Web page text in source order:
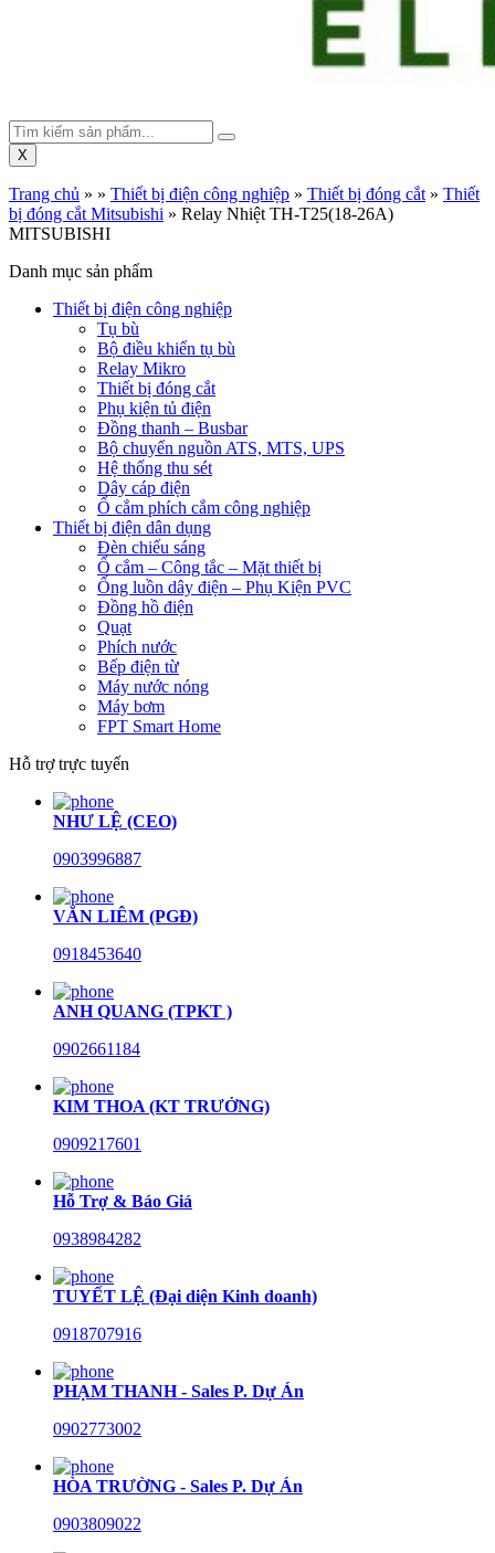
X
Trang chủ » » Thiết bị điện công nghiệp » Thiết bị đóng cắt » Thiết
bị đóng cắt Mitsubishi » Relay Nhiệt TH-T25(18-26A)
MITSUBISHI
Danh mục sản phẩm
Thiết bị điện công nghiệp
Tụ bù
Bộ điều khiển tụ bù
Relay Mikro
Thiết bị đóng cắt
Phụ kiện tủ điện
Đồng thanh – Busbar
Bộ chuyển nguồn ATS, MTS, UPS
Hệ thống thu sét
Dây cáp điện
Ổ cắm phích cắm công nghiệp
Thiết bị điện dân dụng
Đèn chiếu sáng
Ổ cắm – Công tắc – Mặt thiết bị
Ống luồn dây điện – Phụ Kiện PVC
Đồng hồ điện
Quạt
Phích nước
Bếp điện từ
Máy nước nóng
Máy bơm
FPT Smart Home
Hỗ trợ trực tuyến
NHƯ LỆ (CEO)
0903996887
VĂN LIÊM (PGĐ)
0918453640
ANH QUANG (TPKT )
0902661184
KIM THOA (KT TRƯỞNG)
0909217601
Hỗ Trợ & Báo Giá
0938984282
TUYẾT LỆ (Đại diện Kinh doanh)
0918707916
PHẠM THANH - Sales P. Dự Án
0902773002
HÒA TRƯỜNG - Sales P. Dự Án
0903809022